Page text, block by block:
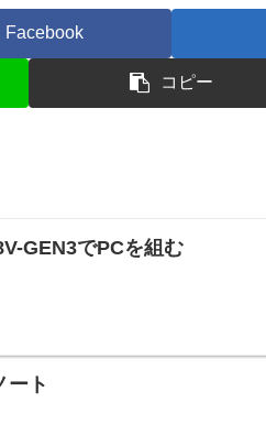
Facebook
コピー
GEN3でPCを組む
ート